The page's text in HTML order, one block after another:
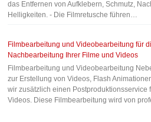
das Entfernen von Aufklebern, Schmutz,
Helligkeiten. - Die Filmretusche führen…
Filmbearbeitung und Videobearbeitung für
Nachbearbeitung Ihrer Filme und Videos
Filmbearbeitung und Videobearbeitung
zur Erstellung von Videos, Flash
wir zusätzlich einen Postproduktionsservice
Videos. Diese Filmbearbeitung wird von